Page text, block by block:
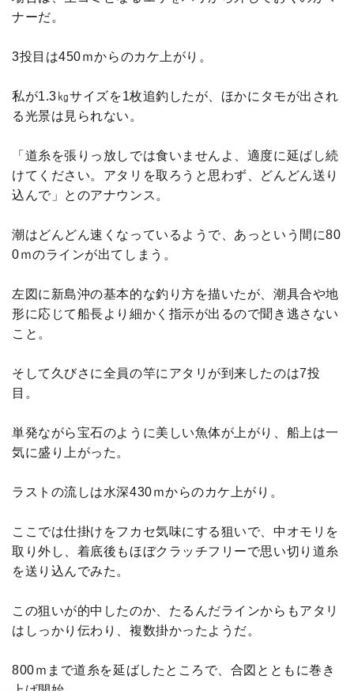
ナーだ。
3投目は450ｍからのカケ上がり。
私が1.3㎏サイズを1枚追釣したが、ほかにタモが出され
る光景は見られない。
「道糸を張りっ放しでは食いませんよ、適度に延ばし続
けてください。アタリを取ろうと思わず、どんどん送り
込んで」とのアナウンス。
潮はどんどん速くなっているようで、あっという間に80
0ｍのラインが出てしまう。
左図に新島沖の基本的な釣り方を描いたが、潮具合や地
形に応じて船長より細かく指示が出るので聞き逃さない
こと。
そして久びさに全員の竿にアタリが到来したのは7投
目。
単発ながら宝石のように美しい魚体が上がり、船上は一
気に盛り上がった。
ラストの流しは水深430ｍからのカケ上がり。
ここでは仕掛けをフカセ気味にする狙いで、中オモリを
取り外し、着底後もほぼクラッチフリーで思い切り道糸
を送り込んでみた。
この狙いが的中したのか、たるんだラインからもアタリ
はしっかり伝わり、複数掛かったようだ。
800ｍまで道糸を延ばしたところで、合図とともに巻き